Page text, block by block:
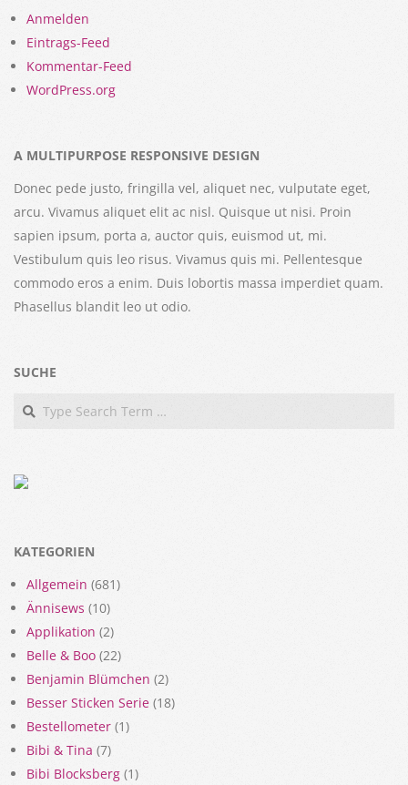
Anmelden
Eintrags-Feed
Kommentar-Feed
WordPress.org
A MULTIPURPOSE RESPONSIVE DESIGN
Donec pede justo, fringilla vel, aliquet nec, vulputate eget,
arcu. Vivamus aliquet elit ac nisl. Quisque ut nisi. Proin
sapien ipsum, porta a, auctor quis, euismod ut, mi.
Vestibulum quis leo risus. Vivamus quis mi. Pellentesque
commodo eros a enim. Duis lobortis massa imperdiet quam.
Phasellus blandit leo ut odio.
SUCHE
Search
KATEGORIEN
Allgemein (681)
Ännisews (10)
Applikation (2)
Belle & Boo (22)
Benjamin Blümchen (2)
Besser Sticken Serie (18)
Bestellometer (1)
Bibi & Tina (7)
Bibi Blocksberg (1)